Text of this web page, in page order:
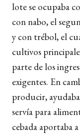
lote se ocupaba
con nabo, el
y con trébol, el
cultivos
parte de los
exigentes. En
producir,
servía para
cebada aportaba